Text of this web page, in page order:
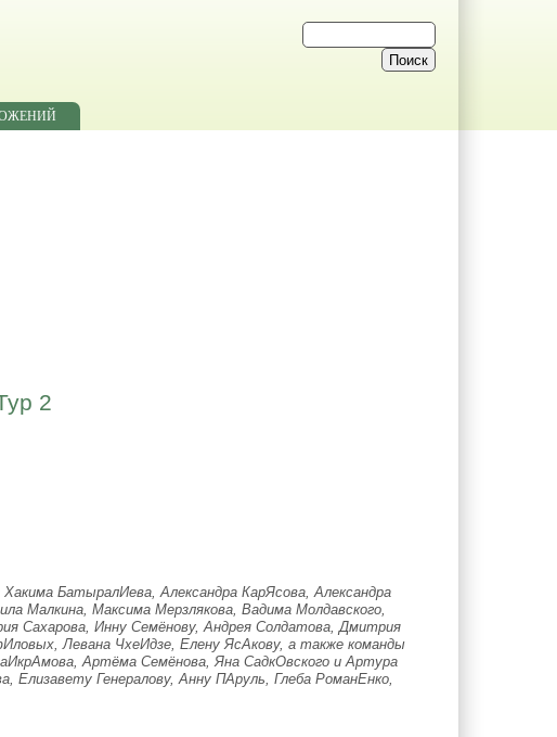
2
БатыралИева, Александра КарЯсова, Александра
Малкина, Максима Мерзлякова, Вадима Молдавского,
Сахарова, Инну Семёнову, Андрея Солдатова, Дмитрия
Левана ЧхеИдзе, Елену ЯсАкову, а также команды
Артёма Семёнова, Яна СадкОвского и Артура
Генералову, Анну ПАруль, Глеба РоманЕнко,